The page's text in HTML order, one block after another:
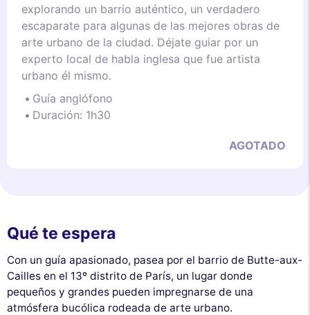
explorando un barrio auténtico, un verdadero
escaparate para algunas de las mejores obras de
arte urbano de la ciudad. Déjate guiar por un
experto local de habla inglesa que fue artista
urbano él mismo.
Guía anglófono
Duración: 1h30
AGOTADO
Qué te espera
Con un guía apasionado, pasea por el barrio de Butte-aux-
Cailles en el 13º distrito de París, un lugar donde
pequeños y grandes pueden impregnarse de una
atmósfera bucólica rodeada de arte urbano.